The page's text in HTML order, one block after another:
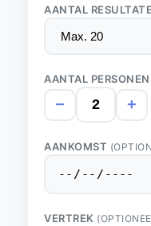
AANTAL
AANTAL PERSONEN
− +
AANKOMST
VERTREK